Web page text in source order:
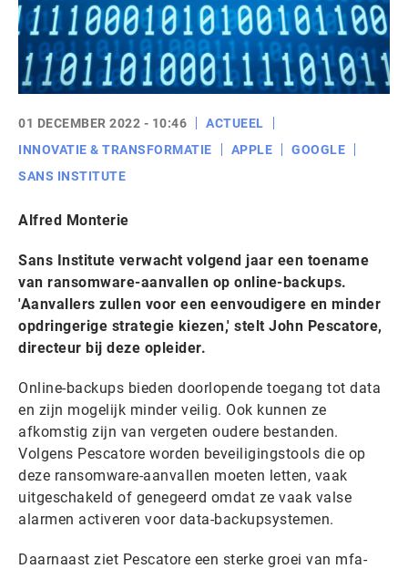
01 DECEMBER 2022 - 10:46
ACTUEEL
INNOVATIE & TRANSFORMATIE
APPLE
GOOGLE
SANS INSTITUTE
Alfred Monterie
Sans Institute verwacht volgend jaar een toename
van ransomware-aanvallen op online-backups.
'Aanvallers zullen voor een eenvoudigere en minder
opdringerige strategie kiezen,' stelt John Pescatore,
directeur bij deze opleider.
Online-backups bieden doorlopende toegang tot data
en zijn mogelijk minder veilig. Ook kunnen ze
afkomstig zijn van vergeten oudere bestanden.
Volgens Pescatore worden beveiligingstools die op
deze ransomware-aanvallen moeten letten, vaak
uitgeschakeld of genegeerd omdat ze vaak valse
alarmen activeren voor data-backupsystemen.
Daarnaast ziet Pescatore een sterke groei van mfa-